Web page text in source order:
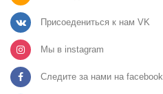
Присоедениться к нам VK
Мы в instagram
Следите за нами на facebook